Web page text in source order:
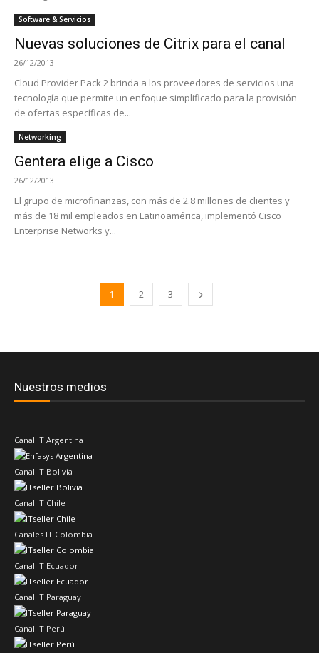
Software & Servicios
Nuevas soluciones de Citrix para el canal
26/12/2013
Cloud Provider Pack 2 brinda a los proveedores de servicios una
tecnología que permite un enfoque simplificado para la provisión
de ofertas específicas de...
Networking
Gentera elige a Cisco
26/12/2013
El grupo de microfinanzas, con más de 2.8 millones de clientes y
más de 18 mil empleados en Latinoamérica, implementó Cisco
Enterprise Networks y...
1 2 3
Nuestros medios
Canal IT Argentina
Canal IT Bolivia
Canal IT Chile
Canales IT Colombia
Canal IT Ecuador
Canal IT Paraguay
Canal IT Perú